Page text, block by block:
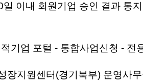
이내 회원기업 승인 결과 통지
기업 포털 - 통합사업신청 - 전
장지원센터(경기북부) 운영사